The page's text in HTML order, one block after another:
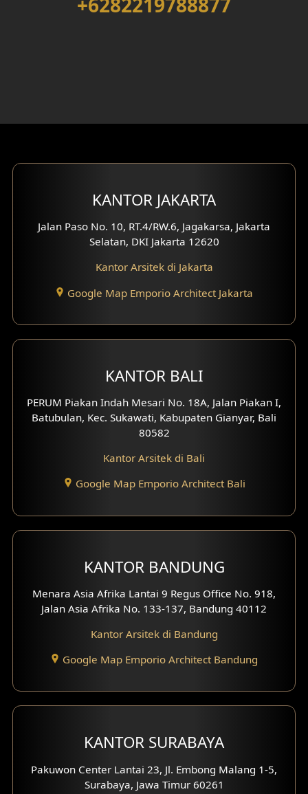
Desain Rumah 2 Lantai
Eksterior Tampak Belakang
Eksterior Tampak Depan
Eksterior Tampak Samping
Desain Eksterior Villa
Desain Eksterior Ruko
Desain Eksterior Perumahan
Desain Hotel
Desain Klinik
Desain Kantor
Desain Interior Perumahan
Desain Interior Ruko
Desain Interior Kantor
Desain Interior Hotel
Eksterior Tampak Hook
Fasad Paviliun
KANTOR JAKARTA
Jalan Paso No. 10, RT.4/RW.6, Jagakarsa, Jakarta
Selatan, DKI Jakarta 12620
Kantor Arsitek di Jakarta
Google Map Emporio Architect Jakarta
KANTOR BALI
PERUM Piakan Indah Mesari No. 18A, Jalan Piakan I,
Batubulan, Kec. Sukawati, Kabupaten Gianyar, Bali
80582
Kantor Arsitek di Bali
Google Map Emporio Architect Bali
KANTOR BANDUNG
Menara Asia Afrika Lantai 9 Regus Office No. 918,
Jalan Asia Afrika No. 133-137, Bandung 40112
Kantor Arsitek di Bandung
Google Map Emporio Architect Bandung
KANTOR SURABAYA
Pakuwon Center Lantai 23, Jl. Embong Malang 1-5,
Surabaya, Jawa Timur 60261